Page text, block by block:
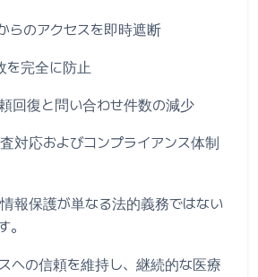
らのアクセスを即時遮断
を完全に防止
回復と問い合わせ件数の減少
対応およびコンプライアンス体制
報保護が単なる法的義務ではない
。
への信頼を維持し、継続的な医療